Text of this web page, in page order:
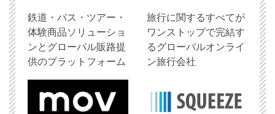
鉄道・バス・ツアー・
体験商品ソリューショ
ンとグローバル販路提
供のプラットフォーム
旅行に関するすべてが
ワンストップで完結す
るグローバルオンライ
ン旅行会社